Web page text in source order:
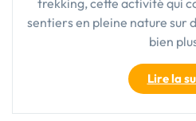
trekking, cette activité qui
sentiers en pleine nature sur
bien
Lire la